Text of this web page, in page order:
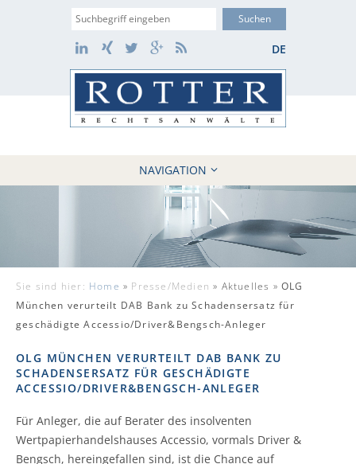
Suche
DE
LinkedIn
Xing TwitterGoogle+
RSS
NAVIGATION
HOME
KANZLEI
10 GRÜNDE
FÄLLE
REFERENZEN
Sie sind hier: Home » Presse/Medien » Aktuelles »OLG
München verurteilt DAB Bank zu Schadensersatz für
geschädigte Accessio/Driver&Bengsch-Anleger
OLG MÜNCHEN VERURTEILT DAB BANK ZU
SCHADENSERSATZ FÜR GESCHÄDIGTE
ACCESSIO/DRIVER&BENGSCH-ANLEGER
Für Anleger, die auf Berater des insolventen
Wertpapierhandelshauses Accessio, vormals Driver &
Bengsch, hereingefallen sind, ist die Chance auf